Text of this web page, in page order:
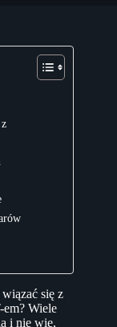
się z
Wiele
i nie wie,